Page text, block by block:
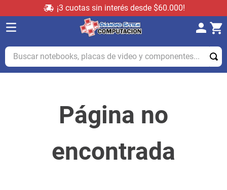
¡3 cuotas sin interés desde $60.000!
Buscar notebooks, placas de video y componentes...
Página no
encontrada